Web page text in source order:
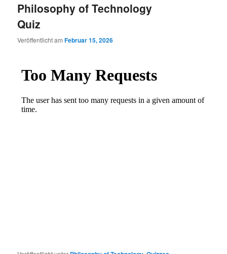
Philosophy of Technology
Quiz
Veröffentlicht amFebruar 15, 2026